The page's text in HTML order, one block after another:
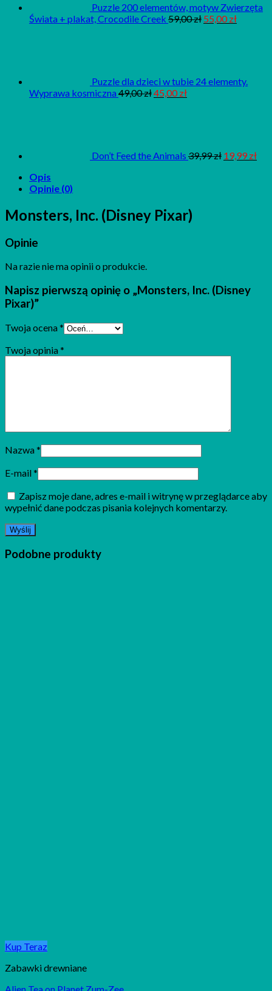
Puzzle 200 elementów, motyw Zwierzęta
Świata + plakat, Crocodile Creek 59,00zł 55,00zł
Puzzle dla dzieci w tubie 24 elementy.
Wyprawa kosmiczna49,00zł45,00zł
Don’t Feed the Animals 39,99zł 19,99zł
Opis
Opinie (0)
Monsters, Inc. (Disney Pixar)
Opinie
Na razie nie ma opinii o produkcie.
Napisz pierwszą opinię o „Monsters, Inc. (Disney
Pixar)”
Twoja ocena*
Twoja opinia*
Nazwa*
E-mail*
Zapisz moje dane, adres e-mail i witrynę w przeglądarce aby
wypełnić dane podczas pisania kolejnych komentarzy.
Podobne produkty
Kup Teraz
Zabawki drewniane